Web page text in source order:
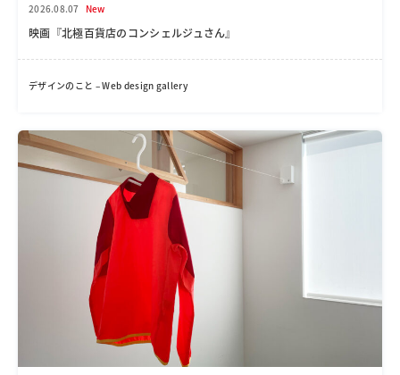
2026.08.07 New
映画『北極百貨店のコンシェルジュさん』
デザインのこと – Web design gallery